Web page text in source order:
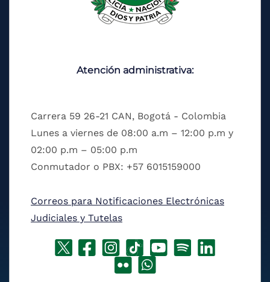
Atención administrativa:
Carrera 59 26-21 CAN, Bogotá - Colombia
Lunes a viernes de 08:00 a.m – 12:00 p.m y
02:00 p.m – 05:00 p.m
Conmutador o PBX: +57 6015159000
Correos para Notificaciones Electrónicas
Judiciales y Tutelas